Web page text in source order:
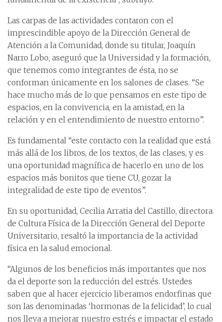
Las carpas de las actividades contaron con el
imprescindible apoyo de la Dirección General de
Atención a la Comunidad, donde su titular, Joaquín
Narro Lobo, aseguró que la Universidad y la formación,
que tenemos como integrantes de ésta, no se
conforman únicamente en los salones de clases. “Se
hace mucho más de lo que pensamos en este tipo de
espacios, en la convivencia, en la amistad, en la
relación y en el entendimiento de nuestro entorno”.
Es fundamental “este contacto con la realidad que está
más allá de los libros, de los textos, de las clases, y es
una oportunidad magnífica de hacerlo en uno de los
espacios más bonitos que tiene CU, gozar la
integralidad de este tipo de eventos”.
En su oportunidad, Cecilia Arratia del Castillo, directora
de Cultura Física de la Dirección General del Deporte
Universitario, resaltó la importancia de la actividad
física en la salud emocional.
“Algunos de los beneficios más importantes que nos
da el deporte son la reducción del estrés. Ustedes
saben que al hacer ejercicio liberamos endorfinas que
son las denominadas ‘hormonas de la felicidad’, lo cual
nos lleva a mejorar nuestro estrés e impactar el estado